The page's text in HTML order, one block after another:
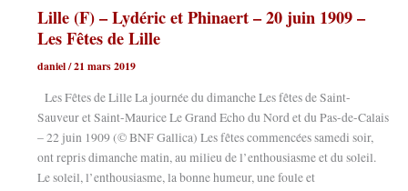
Lille (F) – Lydéric et Phinaert – 20 juin 1909 –
Les Fêtes de Lille
daniel/21 mars 2019
Les Fêtes de Lille La journée du dimanche Les fêtes de Saint-
Sauveur et Saint-Maurice Le Grand Echo du Nord et du Pas-de-Calais
– 22 juin 1909 (© BNF Gallica) Les fêtes commencées samedi soir,
ont repris dimanche matin, au milieu de l’enthousiasme et du soleil.
Le soleil, l’enthousiasme, la bonne humeur, une foule et